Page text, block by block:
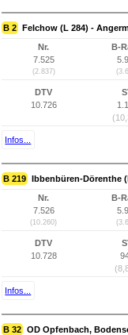
B 2 Felchow (L 284) -
Nr.
7.525
(2.837)
B-
DTV
10.726
Infos...
B 219 Ibbenbüren-Dörenthe
Nr.
7.526
(10.260)
B-
DTV
10.728
Infos...
B 32 OD Opfenbach,